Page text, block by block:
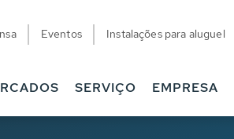
Eventos Instalações para aluguel
SERVIÇO EMPRESA